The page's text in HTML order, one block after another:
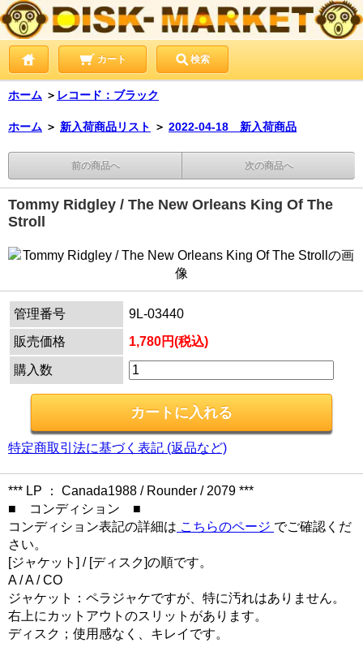
カート 検索
ホーム ＞ レコード：ブラック
ホーム ＞ 新入荷商品リスト ＞ 2022-04-18 新入荷商品
前の商品へ 次の商品へ
Tommy Ridgley / The New Orleans King Of The
Stroll
管理番号
9L-03440
販売価格
1,780円(税込)
購入数
特定商取引法に基づく表記 (返品など)
*** LP ： Canada1988 / Rounder / 2079 ***
■ コンディション ■
コンディション表記の詳細は こちらのページ でご確認くだ
さい。
[ジャケット] / [ディスク]の順です。
A / A / CO
ジャケット：ペラジャケですが、特に汚れはありません。
右上にカットアウトのスリットがあります。
ディスク；使用感なく、キレイです。